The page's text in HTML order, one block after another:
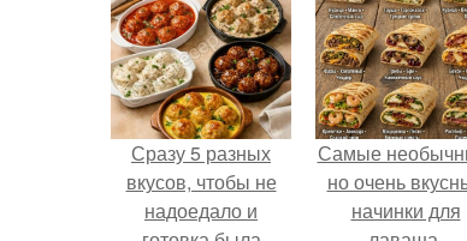
Сразу 5 разных
вкусов, чтобы не
надоедало и
Самые
но очень
начинки для